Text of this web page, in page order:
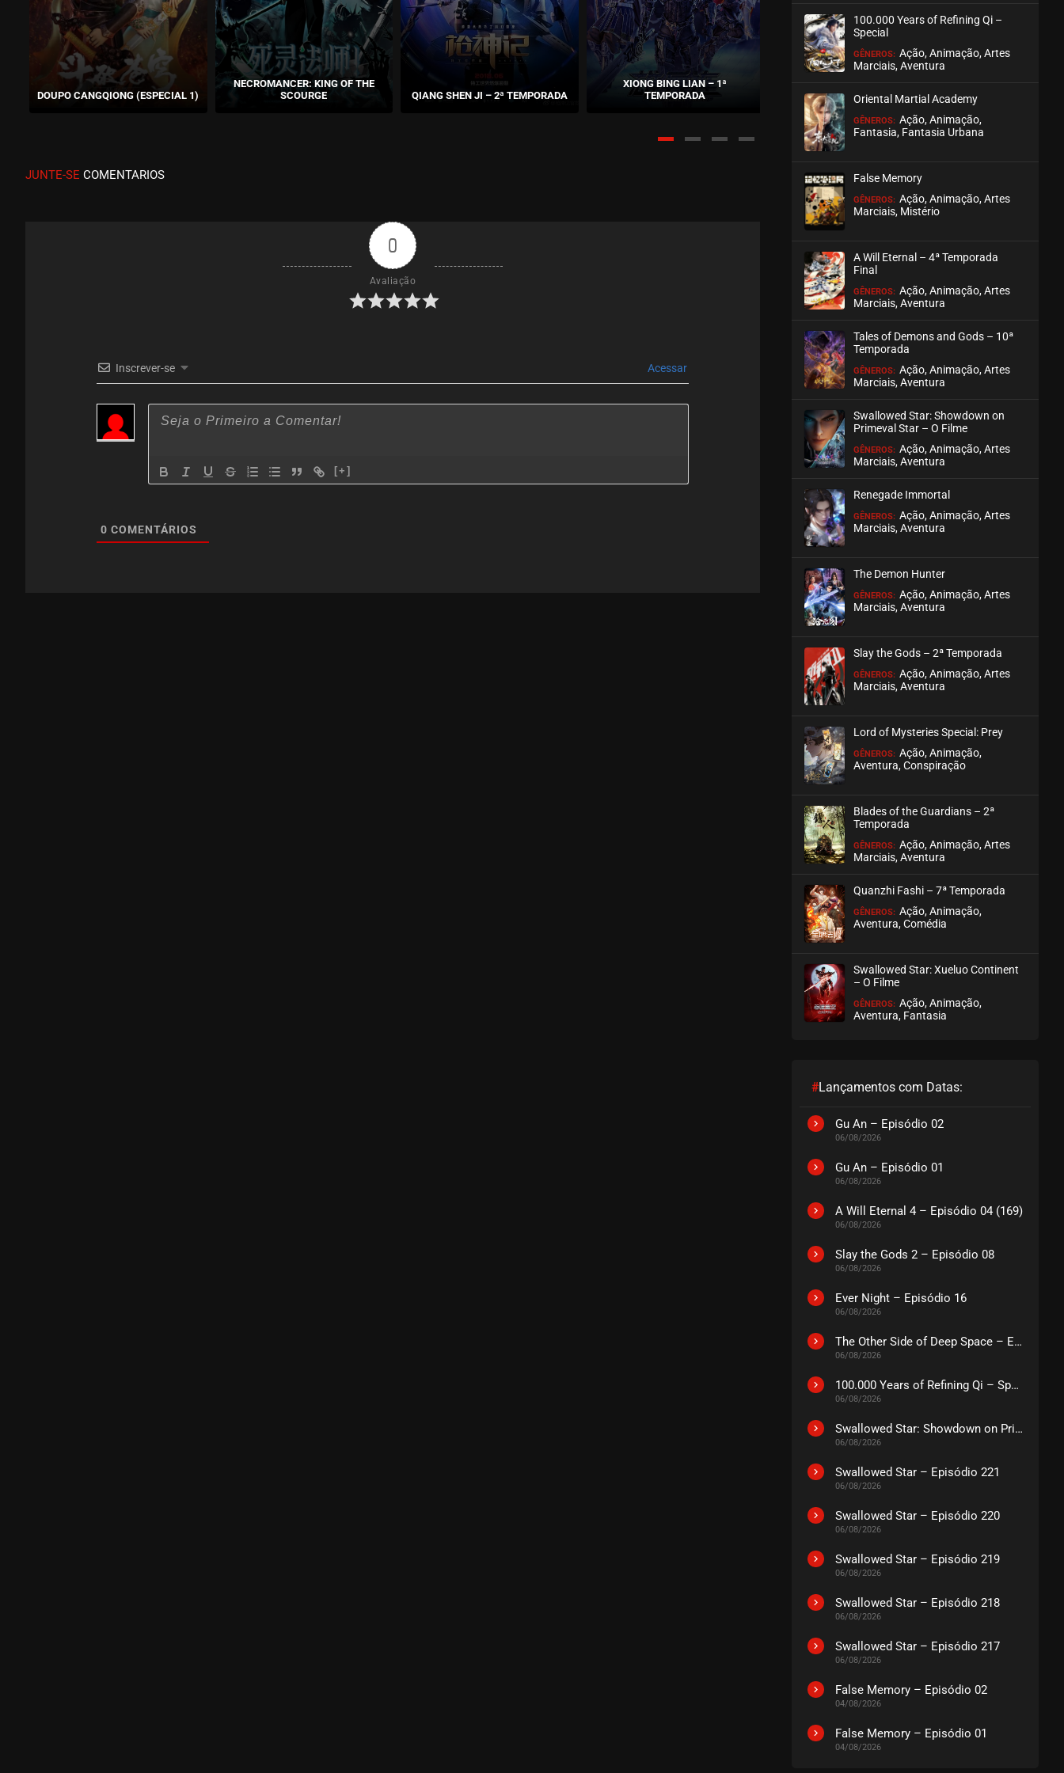
ASSISTIDO
DOUPO CANGQIONG (ESPECIAL 1)
NECROMANCER: KING OF THE
SCOURGE
QIANG SHEN JI – 2ª TEMPORADA
XIONG BING LIAN – 1ª
TEMPORADA
YUAN LONG – 1ª TEMPORADA
JUNTE-SE COMENTARIOS
0
Avaliação
Inscrever-se Acessar
[+]
0 COMENTÁRIOS
100.000 Years of Refining Qi –
Special
GÊNEROS: Ação, Animação, Artes
Marciais, Aventura
Oriental Martial Academy
GÊNEROS: Ação, Animação,
Fantasia, Fantasia Urbana
False Memory
GÊNEROS: Ação, Animação, Artes
Marciais, Mistério
A Will Eternal – 4ª Temporada
Final
GÊNEROS: Ação, Animação, Artes
Marciais, Aventura
Tales of Demons and Gods – 10ª
Temporada
GÊNEROS: Ação, Animação, Artes
Marciais, Aventura
Swallowed Star: Showdown on
Primeval Star – O Filme
GÊNEROS: Ação, Animação, Artes
Marciais, Aventura
Renegade Immortal
GÊNEROS: Ação, Animação, Artes
Marciais, Aventura
The Demon Hunter
GÊNEROS: Ação, Animação, Artes
Marciais, Aventura
Slay the Gods – 2ª Temporada
GÊNEROS: Ação, Animação, Artes
Marciais, Aventura
Lord of Mysteries Special: Prey
GÊNEROS: Ação, Animação,
Aventura, Conspiração
Blades of the Guardians – 2ª
Temporada
GÊNEROS: Ação, Animação, Artes
Marciais, Aventura
Quanzhi Fashi – 7ª Temporada
GÊNEROS: Ação, Animação,
Aventura, Comédia
Swallowed Star: Xueluo Continent
– O Filme
GÊNEROS: Ação, Animação,
Aventura, Fantasia
#Lançamentos com Datas:
Gu An – Episódio 02
06/08/2026
Gu An – Episódio 01
06/08/2026
A Will Eternal 4 – Episódio 04 (169)
06/08/2026
Slay the Gods 2 – Episódio 08
06/08/2026
Ever Night – Episódio 16
06/08/2026
The Other Side of Deep Space – Episódio 14
06/08/2026
100.000 Years of Refining Qi – Special
06/08/2026
Swallowed Star: Showdown on Primeval Star – O Filme
06/08/2026
Swallowed Star – Episódio 221
06/08/2026
Swallowed Star – Episódio 220
06/08/2026
Swallowed Star – Episódio 219
06/08/2026
Swallowed Star – Episódio 218
06/08/2026
Swallowed Star – Episódio 217
06/08/2026
False Memory – Episódio 02
04/08/2026
False Memory – Episódio 01
04/08/2026